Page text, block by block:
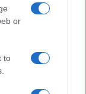
or
to